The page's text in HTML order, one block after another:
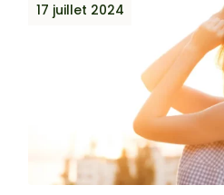
17 juillet 2024